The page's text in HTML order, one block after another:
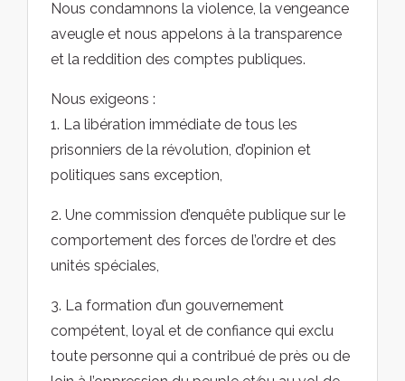
Nous condamnons la violence, la vengeance
aveugle et nous appelons à la transparence
et la reddition des comptes publiques.
Nous exigeons :
1. La libération immédiate de tous les
prisonniers de la révolution, d’opinion et
politiques sans exception,
2. Une commission d’enquête publique sur le
comportement des forces de l’ordre et des
unités spéciales,
3. La formation d’un gouvernement
compétent, loyal et de confiance qui exclu
toute personne qui a contribué de près ou de